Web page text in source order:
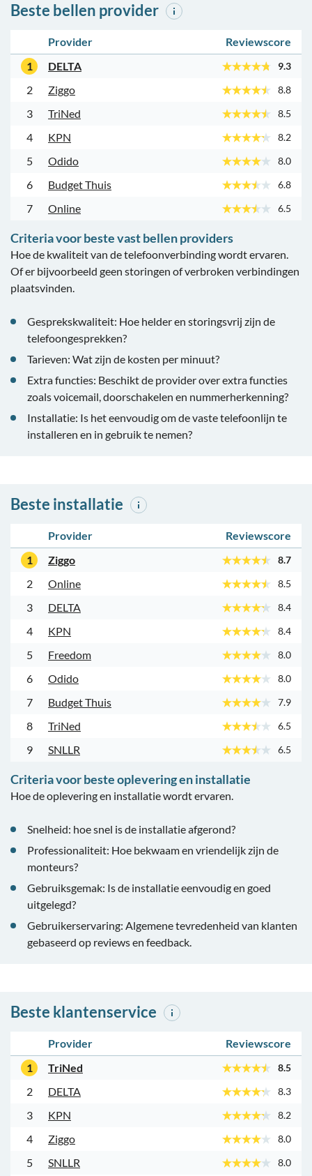
Beste bellen provider
Provider
Reviewscore
1
DELTA 9.3
2 Ziggo 8.8
3 TriNed 8.5
4 KPN 8.2
5 Odido 8.0
6 Budget Thuis 6.8
7 Online 6.5
Criteria voor beste vast bellen providers
Hoe de kwaliteit van de telefoonverbinding wordt ervaren.
Of er bijvoorbeeld geen storingen of verbroken verbindingen
plaatsvinden.
Gesprekskwaliteit: Hoe helder en storingsvrij zijn de
telefoongesprekken?
Tarieven: Wat zijn de kosten per minuut?
Extra functies: Beschikt de provider over extra functies
zoals voicemail, doorschakelen en nummerherkenning?
Installatie: Is het eenvoudig om de vaste telefoonlijn te
installeren en in gebruik te nemen?
Beste installatie
Provider
Reviewscore
1
Ziggo 8.7
2 Online 8.5
3 DELTA 8.4
4 KPN 8.4
5 Freedom 8.0
6 Odido 8.0
7 Budget Thuis 7.9
8 TriNed 6.5
9 SNLLR 6.5
Criteria voor beste oplevering en installatie
Hoe de oplevering en installatie wordt ervaren.
Snelheid: hoe snel is de installatie afgerond?
Professionaliteit: Hoe bekwaam en vriendelijk zijn de
monteurs?
Gebruiksgemak: Is de installatie eenvoudig en goed
uitgelegd?
Gebruikerservaring: Algemene tevredenheid van klanten
gebaseerd op reviews en feedback.
Beste klantenservice
Provider
Reviewscore
1
TriNed 8.5
2 DELTA 8.3
3 KPN 8.2
4 Ziggo 8.0
5 SNLLR 8.0